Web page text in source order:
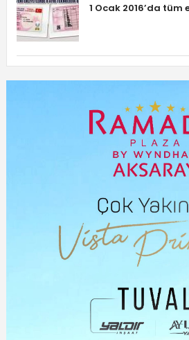
1 Ocak 2016’da